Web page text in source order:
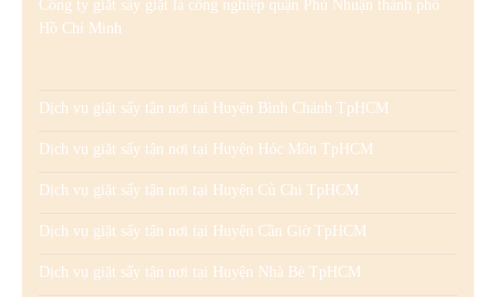
Công ty giặt sấy giặt là công nghiệp quận Phú Nhuận thành phố
Hồ Chí Minh
Dịch vụ giặt sấy tận nơi tại Huyện Bình Chánh TpHCM
Dịch vụ giặt sấy tận nơi tại Huyện Hóc Môn TpHCM
Dịch vụ giặt sấy tận nơi tại Huyện Củ Chi TpHCM
Dịch vụ giặt sấy tận nơi tại Huyện Cần Giờ TpHCM
Dịch vụ giặt sấy tận nơi tại Huyện Nhà Bè TpHCM